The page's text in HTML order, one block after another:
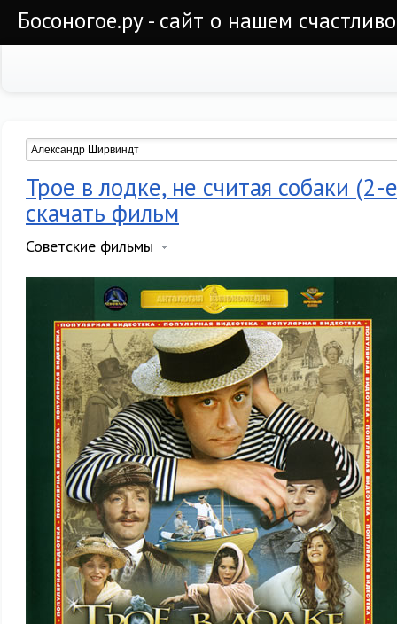
Босоногое.ру - сайт о нашем
Трое в лодке, не считая собаки (2-
скачать фильм
Советские фильмы